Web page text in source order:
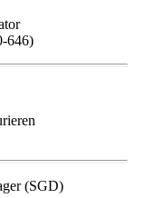
646)
(SGD)